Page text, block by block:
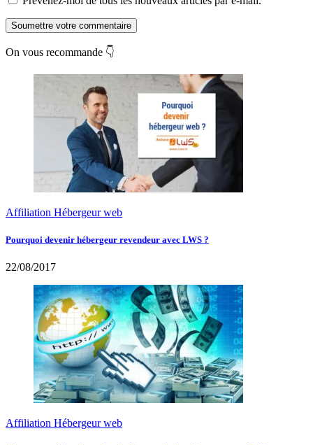
Soumettre votre commentaire
On vous recommande 👇
Affiliation Hébergeur web
Pourquoi devenir hébergeur revendeur avec LWS ?
22/08/2017
Affiliation Hébergeur web